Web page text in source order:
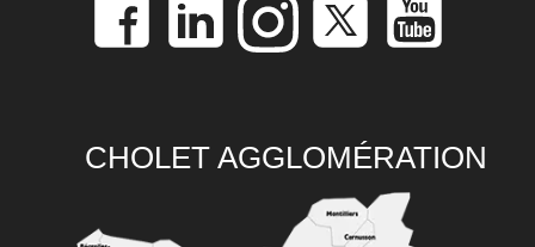
CHOLET AGGLOMÉRATION